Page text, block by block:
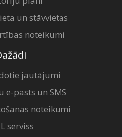
un stāvvietas
noteikumi
jautājumi
pasts un SMS
noteikumi
serviss